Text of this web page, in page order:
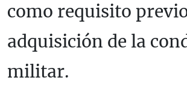
como requisito
adquisición de la
militar.